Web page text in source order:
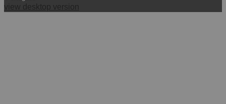
view desktop version